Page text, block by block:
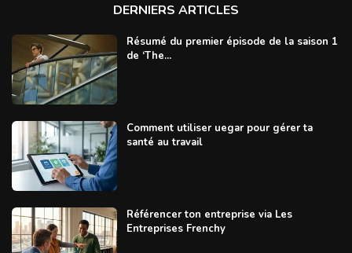
DERNIERS ARTICLES
Résumé du premier épisode de la saison 1
de ‘The...
Comment utiliser uegar pour gérer ta
santé au travail
Référencer ton entreprise via Les
Entreprises Frenchy